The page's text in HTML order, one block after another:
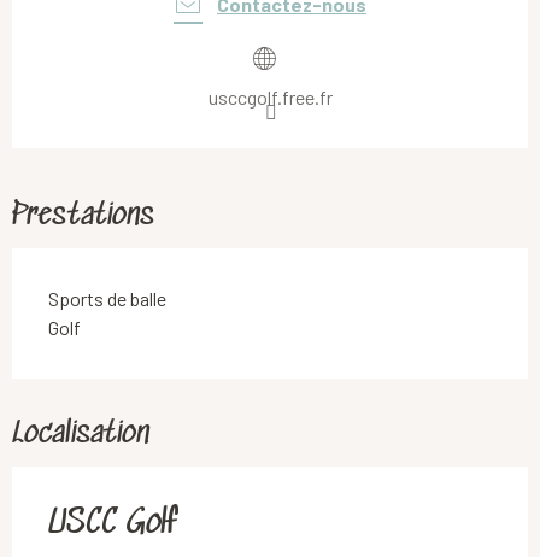
usccgolf.free.fr
Prestations
Sports de balle
Golf
Localisation
USCC Golf